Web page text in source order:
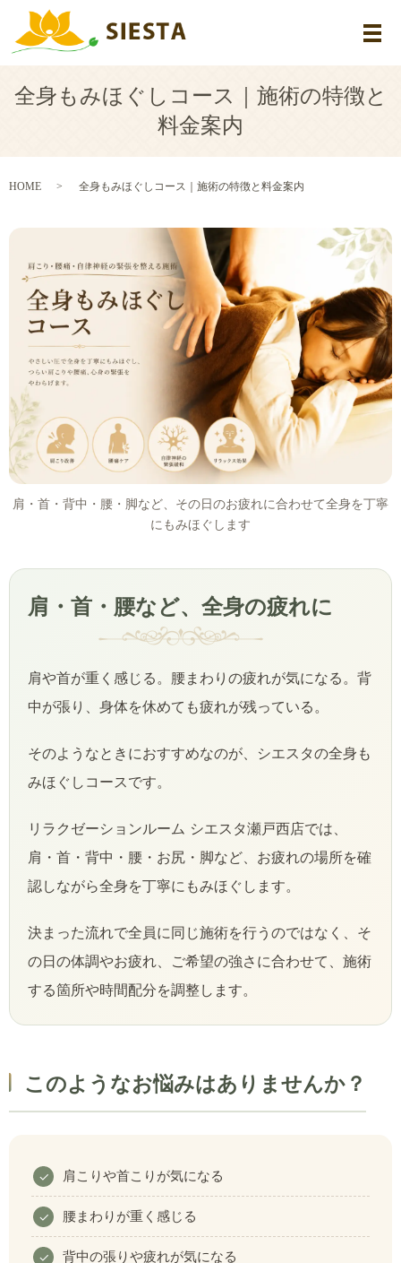
メ
全身もみほぐしコース｜施術の特徴と
料金案内
HOME 全身もみほぐしコース｜施術の特徴と料金案内
肩・首・背中・腰・脚など、その日のお疲れに合わせて全身を丁寧
にもみほぐします
肩・首・腰など、全身の疲れに
肩や首が重く感じる。腰まわりの疲れが気になる。背
中が張り、身体を休めても疲れが残っている。
そのようなときにおすすめなのが、シエスタの全身も
みほぐしコースです。
リラクゼーションルーム シエスタ瀬戸西店では、
肩・首・背中・腰・お尻・脚など、お疲れの場所を確
認しながら全身を丁寧にもみほぐします。
決まった流れで全員に同じ施術を行うのではなく、そ
の日の体調やお疲れ、ご希望の強さに合わせて、施術
する箇所や時間配分を調整します。
このようなお悩みはありませんか？
肩こりや首こりが気になる
腰まわりが重く感じる
背中の張りや疲れが気になる